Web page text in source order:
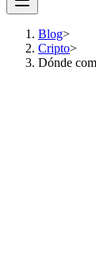
Blog>
Cripto>
Dónde